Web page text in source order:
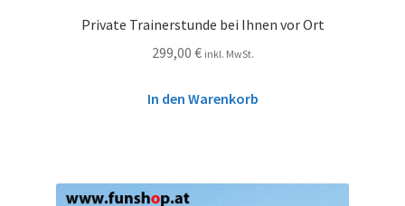
Private Trainerstunde bei Ihnen vor Ort
299,00 € inkl. MwSt.
In den Warenkorb